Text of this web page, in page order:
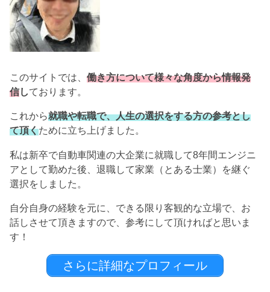
このサイトでは、働き方について様々な角度から情報発
信しております。
これから就職や転職で、人生の選択をする方の参考とし
て頂くために立ち上げました。
私は新卒で自動車関連の大企業に就職して8年間エンジニ
アとして勤めた後、退職して家業（とある士業）を継ぐ
選択をしました。
自分自身の経験を元に、できる限り客観的な立場で、お
話しさせて頂きますので、参考にして頂ければと思いま
す！
さらに詳細なプロフィール